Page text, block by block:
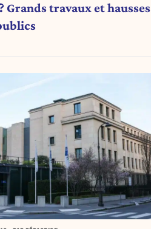
Grands travaux et hausses